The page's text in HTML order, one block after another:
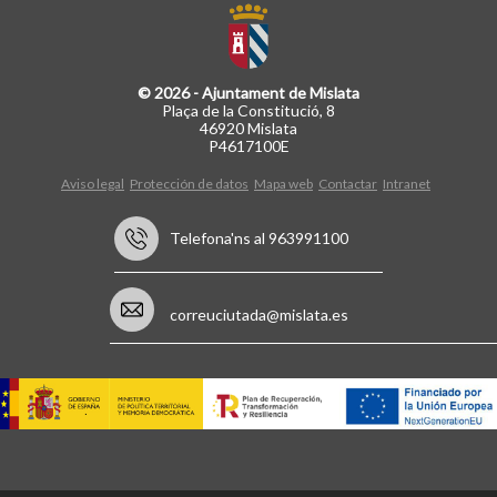
© 2026 - Ajuntament de Mislata
Plaça de la Constitució, 8
46920 Mislata
P4617100E
Aviso legal Protección de datos Mapa web Contactar Intranet
Telefona'ns al 963991100
correuciutada@mislata.es